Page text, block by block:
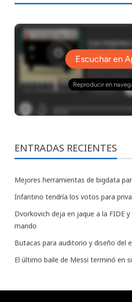
ENTRADAS RECIENTES
Mejores herramientas de bigdata
Infantino tendría los votos para
Dvorkovich deja en jaque a la FIDE
mando
Butacas para auditorio y diseño del
El último baile de Messi terminó en